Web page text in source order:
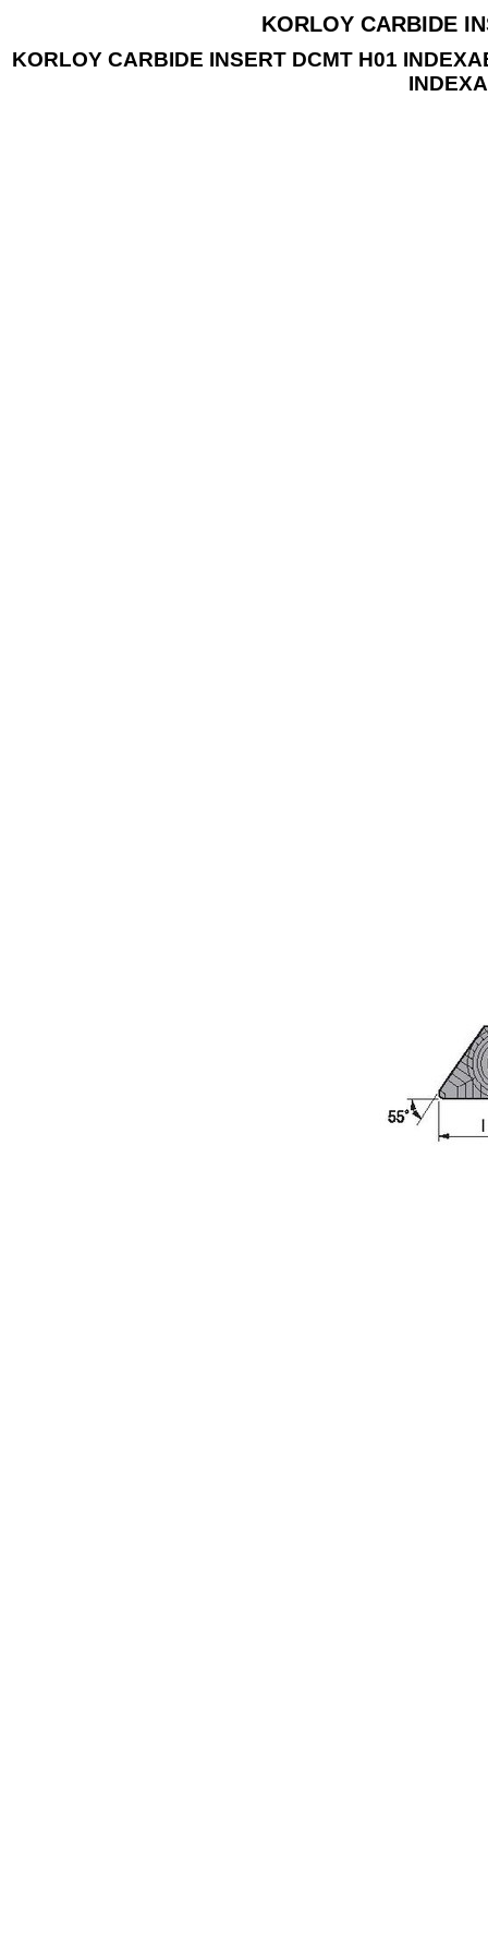
KORLOY CARBIDE
KORLOY CARBIDE INSERT DCMT H01